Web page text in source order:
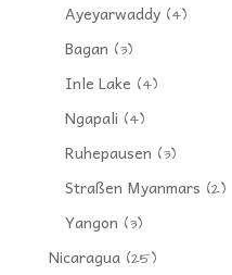
Ayeyarwaddy(4)
Bagan (3)
Inle Lake (4)
Ngapali (4)
Ruhepausen (3)
Straßen Myanmars (2)
Yangon (3)
Nicaragua(25)